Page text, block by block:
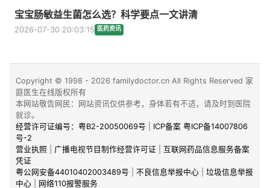
宝宝肠敏益生菌怎么选？科学要点一文讲清
2026-07-30 20:03:15 医药资讯
Copyright © 1998 - 2026 familydoctor.cn All Rights Reserved 家
庭医生在线版权所有
本网站敬告网民：网站资讯仅供参考，身体若有不适，请及时到医院
就诊。
经营许可证编号：粤B2-20050069号
ICP备案 粤ICP备14007806
号-2
营业执照
广播电视节目制作经营许可证
互联网药品信息服务备案
凭证
粤公网安备44010402003489号
不良信息举报中心| 垃圾信息举报
中心| 网络110报警服务